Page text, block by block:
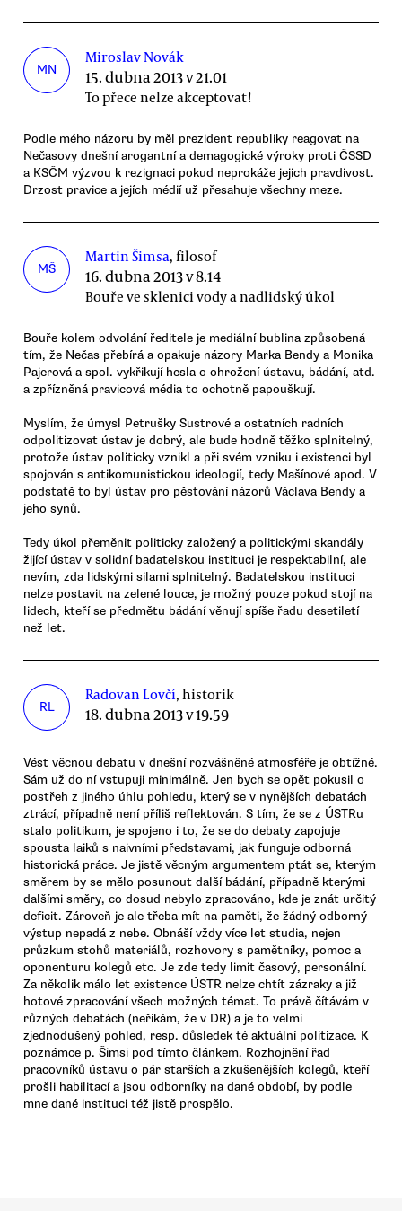
MN
Miroslav Novák
15. dubna 2013 v 21.01
To přece nelze akceptovat!
Podle mého názoru by měl prezident republiky reagovat na
Nečasovy dnešní arogantní a demagogické výroky proti ČSSD
a KSČM výzvou k rezignaci pokud neprokáže jejich pravdivost.
Drzost pravice a jejích médií už přesahuje všechny meze.
MŠ
Martin Šimsa, filosof
16. dubna 2013 v 8.14
Bouře ve sklenici vody a nadlidský úkol
Bouře kolem odvolání ředitele je mediální bublina způsobená
tím, že Nečas přebírá a opakuje názory Marka Bendy a Monika
Pajerová a spol. vykřikují hesla o ohrožení ústavu, bádání, atd.
a zpřízněná pravicová média to ochotně papouškují.
Myslím, že úmysl Petrušky Šustrové a ostatních radních
odpolitizovat ústav je dobrý, ale bude hodně těžko splnitelný,
protože ústav politicky vznikl a při svém vzniku i existenci byl
spojován s antikomunistickou ideologií, tedy Mašínové apod. V
podstatě to byl ústav pro pěstování názorů Václava Bendy a
jeho synů.
Tedy úkol přeměnit politicky založený a politickými skandály
žijící ústav v solidní badatelskou instituci je respektabilní, ale
nevím, zda lidskými silami splnitelný. Badatelskou instituci
nelze postavit na zelené louce, je možný pouze pokud stojí na
lidech, kteří se předmětu bádání věnují spíše řadu desetiletí
než let.
RL
Radovan Lovčí, historik
18. dubna 2013 v 19.59
Vést věcnou debatu v dnešní rozvášněné atmosféře je obtížné.
Sám už do ní vstupuji minimálně. Jen bych se opět pokusil o
postřeh z jiného úhlu pohledu, který se v nynějších debatách
ztrácí, případně není příliš reflektován. S tím, že se z ÚSTRu
stalo politikum, je spojeno i to, že se do debaty zapojuje
spousta laiků s naivními představami, jak funguje odborná
historická práce. Je jistě věcným argumentem ptát se, kterým
směrem by se mělo posunout další bádání, případně kterými
dalšími směry, co dosud nebylo zpracováno, kde je znát určitý
deficit. Zároveň je ale třeba mít na paměti, že žádný odborný
výstup nepadá z nebe. Obnáší vždy více let studia, nejen
průzkum stohů materiálů, rozhovory s pamětníky, pomoc a
oponenturu kolegů etc. Je zde tedy limit časový, personální.
Za několik málo let existence ÚSTR nelze chtít zázraky a již
hotové zpracování všech možných témat. To právě čítávám v
různých debatách (neříkám, že v DR) a je to velmi
zjednodušený pohled, resp. důsledek té aktuální politizace. K
poznámce p. Šimsi pod tímto článkem. Rozhojnění řad
pracovníků ústavu o pár starších a zkušenějších kolegů, kteří
prošli habilitací a jsou odborníky na dané období, by podle
mne dané instituci též jistě prospělo.